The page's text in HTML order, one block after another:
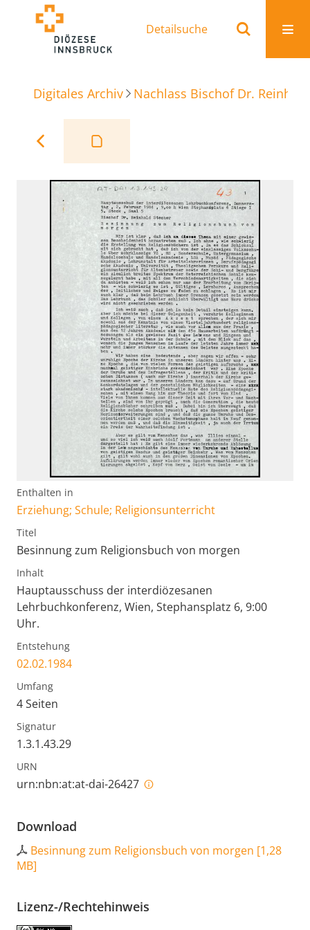
Detailsuche
Digitales Archiv Nachlass Bischof Dr.
Enthalten in
Erziehung; Schule; Religionsunterricht
Titel
Besinnung zum Religionsbuch von morgen
Inhalt
Hauptausschuss der interdiözesanen
Lehrbuchkonferenz, Wien, Stephansplatz 6, 9:00
Uhr.
Entstehung
02.02.1984
Umfang
4 Seiten
Signatur
1.3.1.43.29
URN
urn:nbn:at:at-dai-26427
Download
Besinnung zum Religionsbuch von morgen [1,28
MB]
Lizenz-/Rechtehinweis